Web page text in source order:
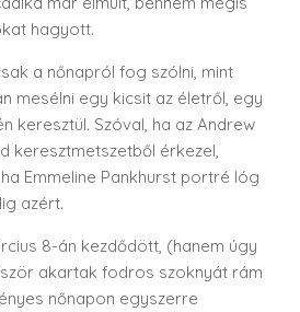
hagyott.
a nőnapról fog szólni, mint
mesélni egy kicsit az életről, egy
keresztül. Szóval, ha az Andrew
keresztmetszetből érkezel,
Emmeline Pankhurst portré lóg
azért.
8-án kezdődött, (hanem úgy
akartak fodros szoknyát rám
nőnapon egyszerre